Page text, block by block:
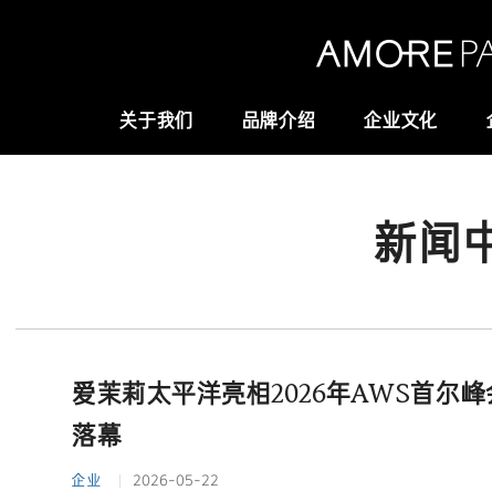
关于我们
让全世界所有人跨越年
的界限，实现属于自
Amorepacific
历史沿革
品牌介绍 企业文化
新闻
爱茉莉太平洋亮相2026年AWS首尔
落幕
企业 2026-05-22